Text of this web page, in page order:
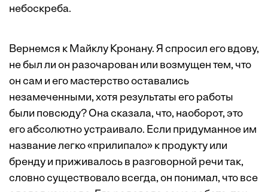
небоскреба.
Вернемся к Майклу Кронану. Я спросил его вдову,
не был ли он разочарован или возмущен тем, что
он сам и его мастерство оставались
незамеченными, хотя результаты его работы
были повсюду? Она сказала, что, наоборот, это
его абсолютно устраивало. Если придуманное им
название легко «прилипало» к продукту или
бренду и приживалось в разговорной речи так,
словно существовало всегда, он понимал, что все